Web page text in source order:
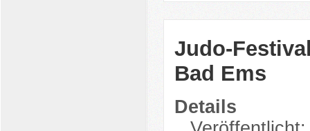
Judo-
Bad Ems
Details